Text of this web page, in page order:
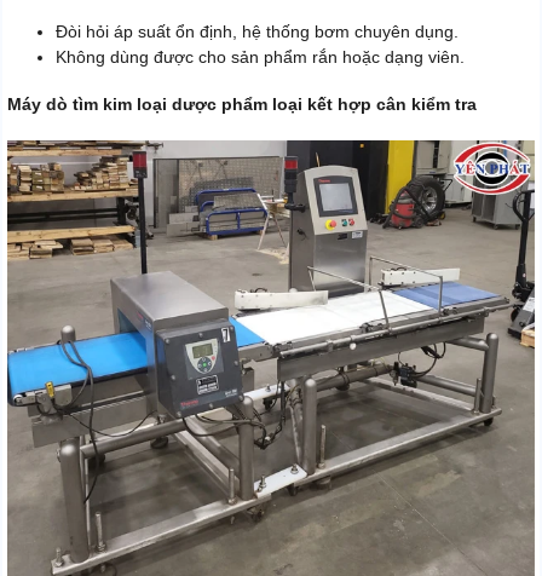
Đòi hỏi áp suất ổn định, hệ thống bơm chuyên dụng.
Không dùng được cho sản phẩm rắn hoặc dạng viên.
Máy dò tìm kim loại dược phẩm loại kết hợp cân kiểm tra